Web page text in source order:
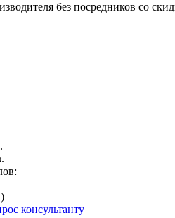
без посредников со
консультанту